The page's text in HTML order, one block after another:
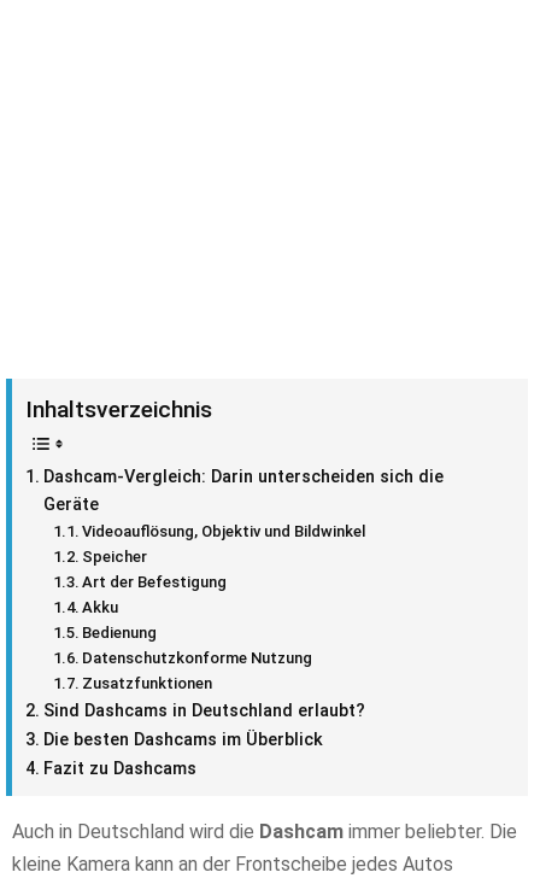
Inhaltsverzeichnis
Dashcam-Vergleich: Darin unterscheiden sich die
Geräte
Videoauflösung, Objektiv und Bildwinkel
Speicher
Art der Befestigung
Akku
Bedienung
Datenschutzkonforme Nutzung
Zusatzfunktionen
Sind Dashcams in Deutschland erlaubt?
Die besten Dashcams im Überblick
Fazit zu Dashcams
Auch in Deutschland wird die Dashcam immer beliebter. Die
kleine Kamera kann an der Frontscheibe jedes Autos